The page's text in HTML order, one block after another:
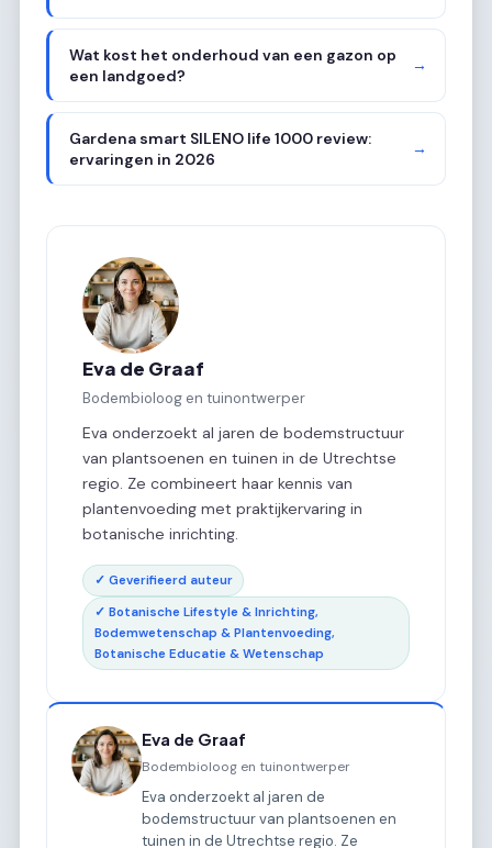
Wat kost het onderhoud van een gazon op
een landgoed?
→
Gardena smart SILENO life 1000 review:
ervaringen in 2026
→
Eva de Graaf
Bodembioloog en tuinontwerper
Eva onderzoekt al jaren de bodemstructuur
van plantsoenen en tuinen in de Utrechtse
regio. Ze combineert haar kennis van
plantenvoeding met praktijkervaring in
botanische inrichting.
✓ Geverifieerd auteur
✓ Botanische Lifestyle & Inrichting,
Bodemwetenschap & Plantenvoeding,
Botanische Educatie & Wetenschap
Eva de Graaf
Bodembioloog en tuinontwerper
Eva onderzoekt al jaren de
bodemstructuur van plantsoenen en
tuinen in de Utrechtse regio. Ze